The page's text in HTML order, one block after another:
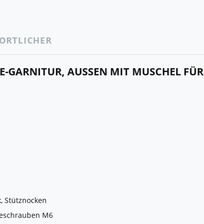
GARNITUR, AUSSEN MIT MUSCHEL FÜR F
Stütznocken
M6